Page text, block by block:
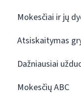
Mokesčiai ir jų
Atsiskaitymas
Dažniausiai
Mokesčių ABC